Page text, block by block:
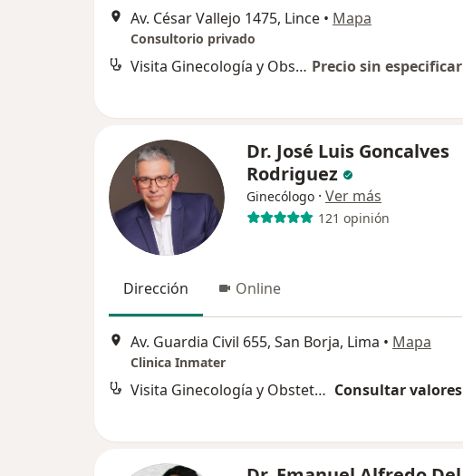
Av. César Vallejo 1475, Lince • Mapa
Consultorio privado
Visita Ginecología y Obstetricia Precio sin especificar
Dr. José Luis Goncalves
Rodriguez
Ginecólogo · Ver más
121 opinión
Dirección Online
Av. Guardia Civil 655, San Borja, Lima • Mapa
Clinica Inmater
Visita Ginecología y Obstetricia Consultar valores